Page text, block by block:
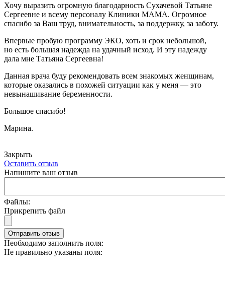
Хочу выразить огромную благодарность Сухачевой Татьяне
Сергеевне и всему персоналу Клиники МАМА. Огромное
спасибо за Ваш труд, внимательность, за поддержку, за заботу.
Впервые пробую программу ЭКО, хоть и срок небольшой,
но есть большая надежда на удачный исход. И эту надежду
дала мне Татьяна Сергеевна!
Данная врача буду рекомендовать всем знакомых женщинам,
которые оказались в похожей ситуации как у меня — это
невынашивание беременности.
Большое спасибо!
Марина.
Закрыть
Оставить отзыв
Напишите ваш отзыв
Файлы:
Прикрепить файл
Отправить отзыв
Необходимо заполнить поля:
Не правильно указаны поля: